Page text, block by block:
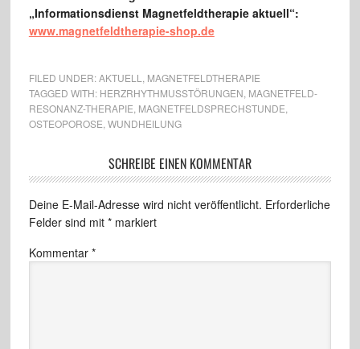
„Informationsdienst Magnetfeldtherapie aktuell“:
www.magnetfeldtherapie-shop.de
FILED UNDER:AKTUELL
MAGNETFELDTHERAPIE
TAGGED WITH: HERZRHYTHMUSSTÖRUNGEN MAGNETFELD-
RESONANZ-THERAPIE MAGNETFELDSPRECHSTUNDE
OSTEOPOROSE WUNDHEILUNG
SCHREIBE EINEN KOMMENTAR
Deine E-Mail-Adresse wird nicht veröffentlicht. Erforderliche
Felder sind mit *markiert
Kommentar *